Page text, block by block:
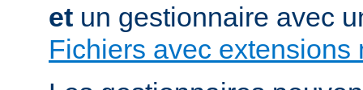
et un gestionnaire avec
Fichiers avec extensions